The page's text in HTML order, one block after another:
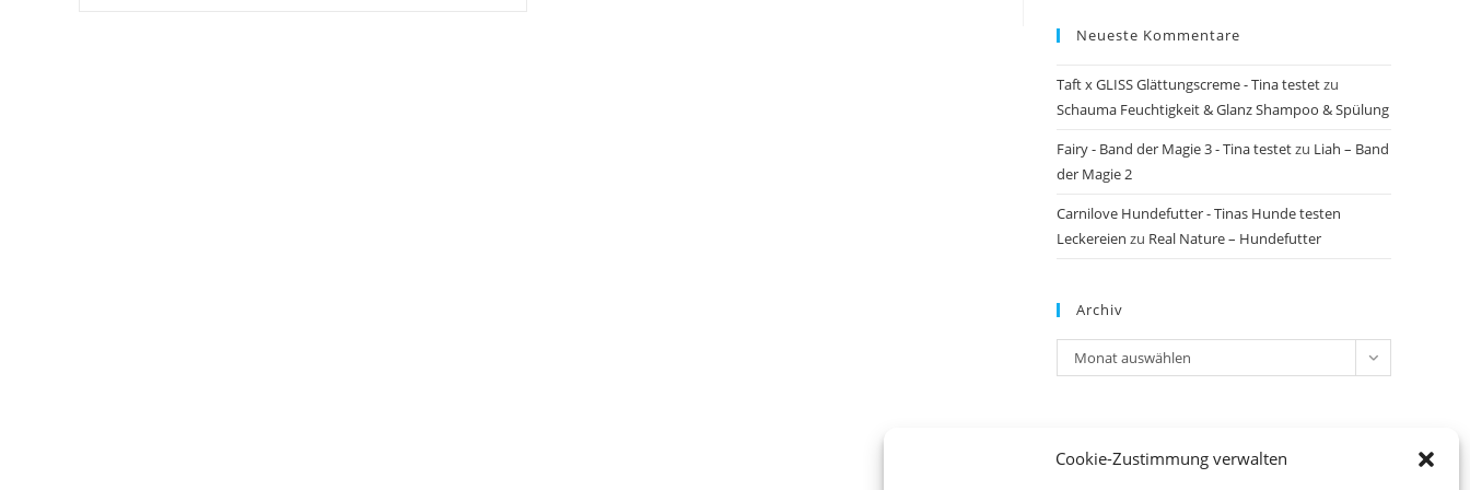
Cookie-Zustimmung verwalten
Neueste Kommentare
Taft x GLISS Glättungscreme - Tina testetzu
Schauma Feuchtigkeit & Glanz Shampoo & Spülung
Fairy - Band der Magie 3 - Tina testetzu Liah – Band
der Magie 2
Carnilove Hundefutter - Tinas Hunde testen
Leckereien zu Real Nature – Hundefutter
Archiv
Archiv
Monat auswählen